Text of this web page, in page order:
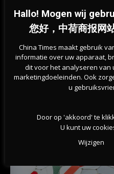
Hallo! Mogen wij
您好，中荷商报网
China Times maakt gebruik
informatie over uw apparaat,
dit voor het analyseren van
marketingdoeleinden. Ook
u
Door op 'akkoord' te
U kunt uw
Wijzigen